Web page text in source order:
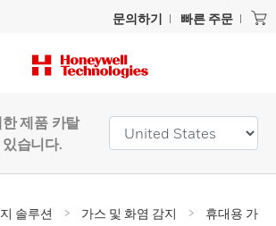
문의하기 빠른 주문
제품 카탈
습니다.
솔루션 가스 및 화염 감지
휴대용 가